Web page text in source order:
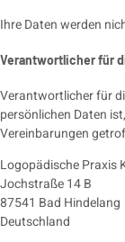
Ihre Daten werden
Verantwortlicher für
Verantwortlicher für
persönlichen Daten
Vereinbarungen
Logopädische Praxis
Jochstraße 14 B
87541 Bad Hindelang
Deutschland